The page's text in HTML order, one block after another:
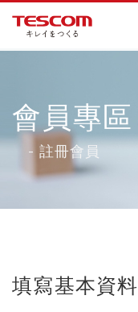
會員專區
- 註冊會員
填寫基本資料